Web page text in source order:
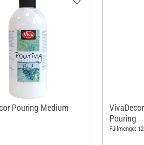
Pouring Medium
Pouring
Füllmenge: